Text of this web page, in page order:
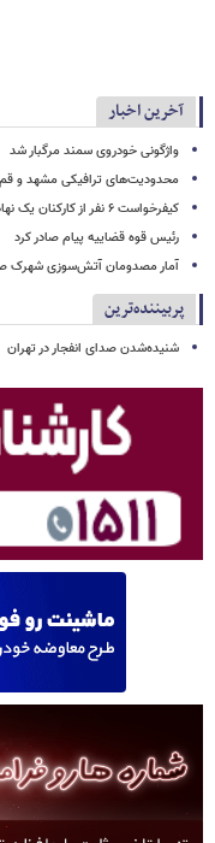
آخرین اخبار
واژگونی خودروی سمند مرگبار شد
محدودیت‌های ترافیکی مشهد و
کیفرخواست ۶ نفر از کارکنان یک نهاد اجرایی به اتهام اختلاس، جعل و دریافت رشوه
رئیس قوه قضاییه پیام صادر کرد
آمار مصدومان آتش‌سوزی شهرک
پربیننده‌ترین
شنیده‌شدن صدای انفجار در تهران